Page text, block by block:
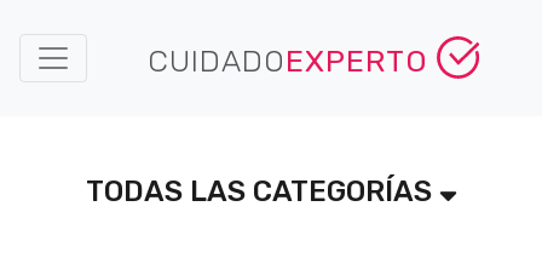
CUIDADOEXPERTO
TODAS LAS CATEGORÍAS